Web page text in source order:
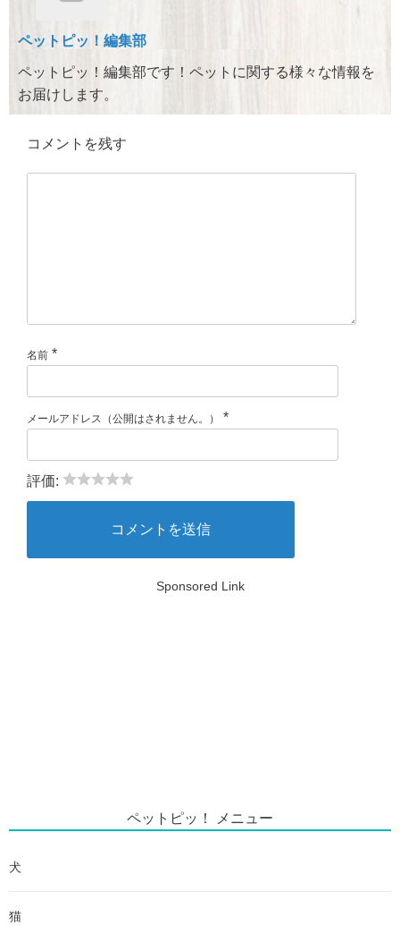
o
k
ペットピッ！編集部
ペットピッ！編集部です！ペットに関する様々な情報を
お届けします。
コメントを残す
名前 *
メールアドレス（公開はされません。） *
評価:
Sponsored Link
ペットピッ！ メニュー
犬
猫